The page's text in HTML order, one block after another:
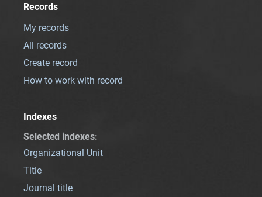
Records
My records
All records
Create record
How to work with record
Indexes
Selected indexes:
Organizational Unit
Title
Journal title